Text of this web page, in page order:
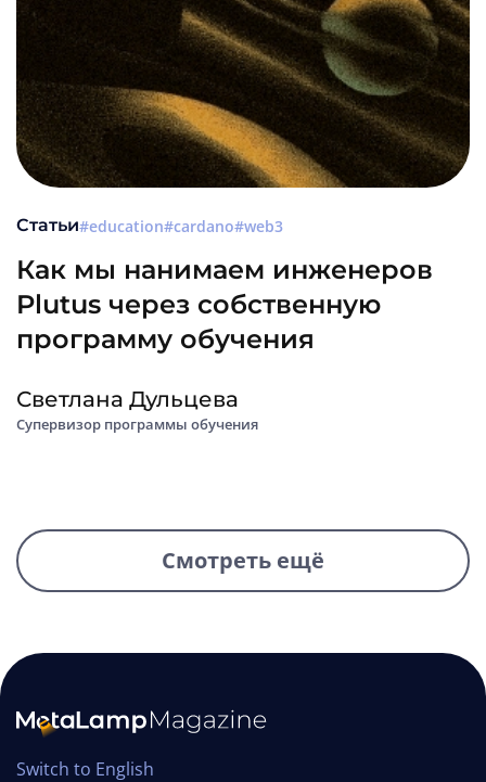
Статьи education cardano web3
Как мы нанимаем инженеров
Plutus через собственную
программу обучения
Светлана Дульцева
Супервизор программы обучения
Смотреть ещё
Switch to English